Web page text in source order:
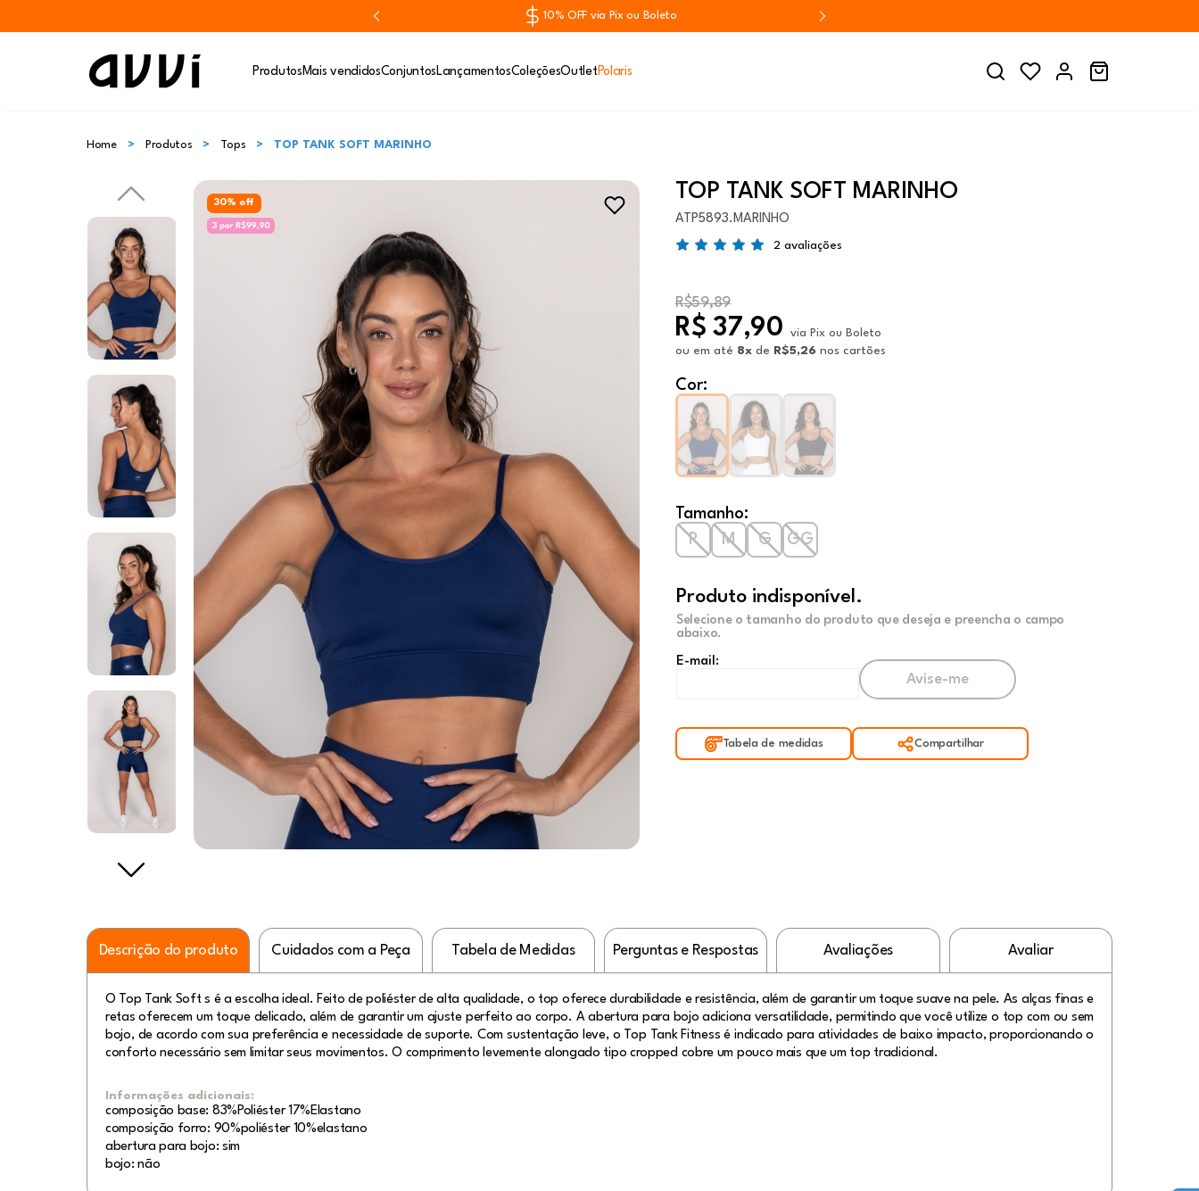
10% OFF via Pix ou Boleto
Produtos Mais vendidosConjuntos LançamentosColeçõesOutletPolaris
Home Produtos Tops TOP TANK SOFT MARINHO
30% off TOP TANK SOFT MARINHO
ATP5893.MARINHO
2 avaliações
R$59,89
R$ 37,90 via Pix ou Boleto
ou em até 8x de R$5,26 nos cartões
Cor:
Tamanho:
P
M G GG
Produto indisponível.
Selecione o tamanho do produto que deseja e preencha o campo
abaixo.
E-mail:
Tabela de medidas Compartilhar
Descrição do produto Cuidados com a Peça Tabela de Medidas Perguntas e Respostas Avaliações Avaliar
O Top Tank Soft s é a escolha ideal. Feito de poliéster de alta qualidade, o top oferece durabilidade e resistência, além de garantir um toque suave na pele. As alças finas e
retas oferecem um toque delicado, além de garantir um ajuste perfeito ao corpo. A abertura para bojo adiciona versatilidade, permitindo que você utilize o top com ou sem
bojo, de acordo com sua preferência e necessidade de suporte. Com sustentação leve, o Top Tank Fitness é indicado para atividades de baixo impacto, proporcionando o
conforto necessário sem limitar seus movimentos. O comprimento levemente alongado tipo cropped cobre um pouco mais que um top tradicional.
Informações adicionais:
composição base: 83%Poliéster 17%Elastano
composição forro: 90%poliéster 10%elastano
abertura para bojo: sim
bojo: não